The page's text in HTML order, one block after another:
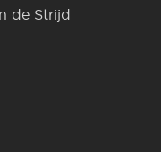
de Strijd